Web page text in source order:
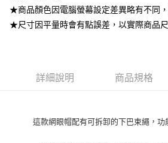
全家取貨付款
每筆NT$80，滿NT$799(含以上)免運費
每筆NT$80，滿NT$799(含以上)免運費
★商品顏色因電腦螢幕設定差異略有不同
★尺寸因平量時會有點誤差，以實際商品
詳細說明 商品規格
這款網眼帽配有可拆卸的下巴束繩，功